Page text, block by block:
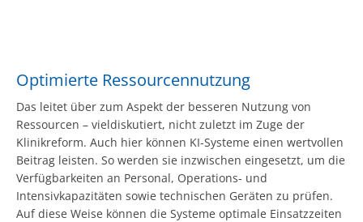
Optimierte Ressourcennutzung
Das leitet über zum Aspekt der besseren Nutzung von
Ressourcen – vieldiskutiert, nicht zuletzt im Zuge der
Klinikreform. Auch hier können KI-Systeme einen wertvollen
Beitrag leisten. So werden sie inzwischen eingesetzt, um die
Verfügbarkeiten an Personal, Operations- und
Intensivkapazitäten sowie technischen Geräten zu prüfen.
Auf diese Weise können die Systeme optimale Einsatzzeiten